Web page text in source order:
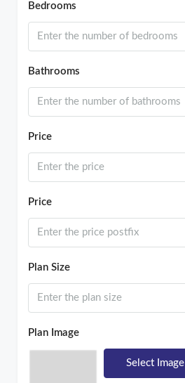
Bedrooms
Bathrooms
Price
Price
Plan Size
Plan Image
Select Image